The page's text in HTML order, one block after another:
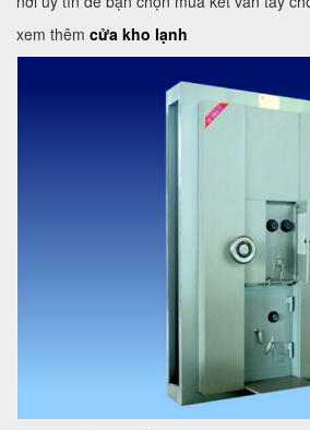
xem thêm cửa kho lạnh